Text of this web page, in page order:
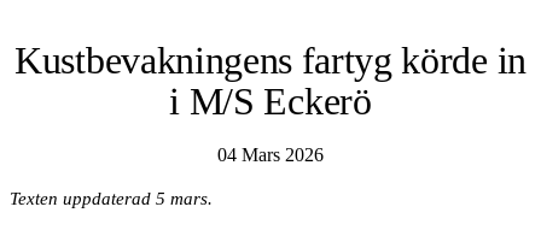
Kustbevakningens fartyg körde in
i M/S Eckerö
04 Mars 2026
Texten uppdaterad 5 mars.